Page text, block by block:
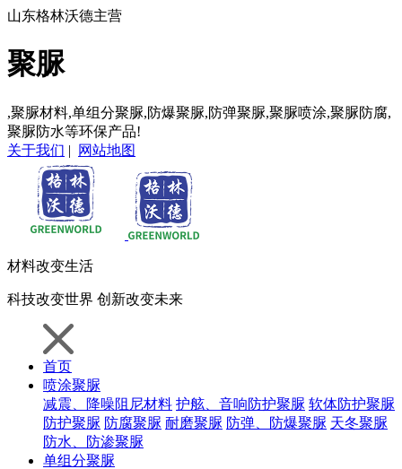
山东格林沃德主营
聚脲
,聚脲材料,单组分聚脲,防爆聚脲,防弹聚脲,聚脲喷涂,聚脲防腐,
聚脲防水等环保产品!
关于我们 | 网站地图
材料改变生活
科技改变世界 创新改变未来
首页
喷涂聚脲
减震、降噪阻尼材料 护舷、音响防护聚脲 软体防护聚脲
防护聚脲 防腐聚脲 耐磨聚脲 防弹、防爆聚脲 天冬聚脲
防水、防渗聚脲
单组分聚脲